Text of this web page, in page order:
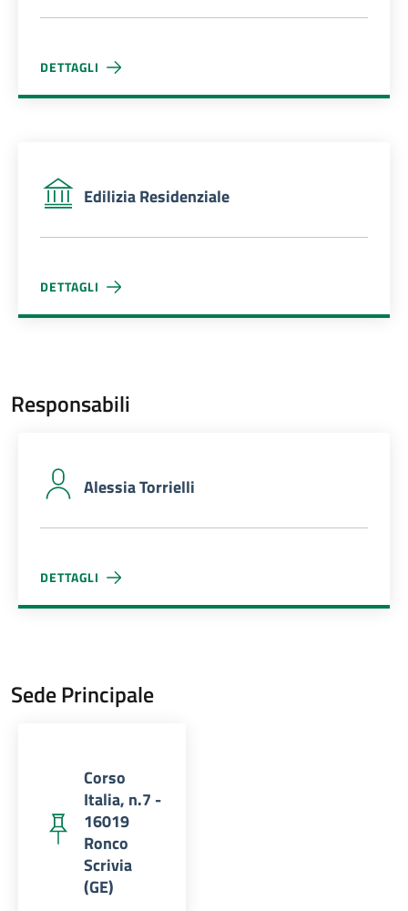
DETTAGLI
SERVIZI SOCIALI
Edilizia Residenziale
DETTAGLI
EDILIZIA RESIDENZIALE
Responsabili
Alessia Torrielli
DETTAGLI
ALESSIA TORRIELLI
Sede Principale
Corso
Italia, n.7 -
16019
Ronco
Scrivia
(GE)